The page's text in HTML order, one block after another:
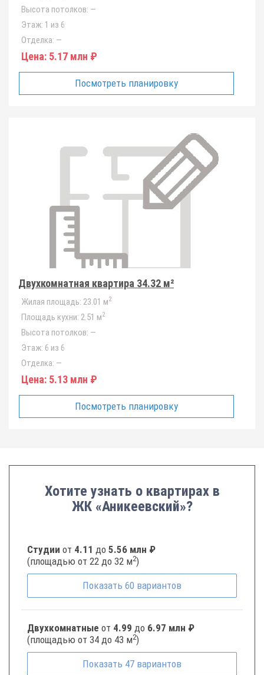
Высота потолков: —
Этаж: 1 из 6
Отделка: —
Цена: 5.17 млн ₽
Посмотреть планировку
Двухкомнатная квартира 34.32 м²
Жилая площадь: 23.01 м2
Площадь кухни: 2.51 м2
Высота потолков: —
Этаж: 6 из 6
Отделка: —
Цена: 5.13 млн ₽
Посмотреть планировку
Хотите узнать о квартирах в
ЖК «Аникеевский»?
Студии от 4.11 до 5.56 млн ₽
(площадью от 22 до 32 м2)
Показать 60 вариантов
Двухкомнатные от 4.99 до 6.97 млн ₽
(площадью от 34 до 43 м2)
Показать 47 вариантов